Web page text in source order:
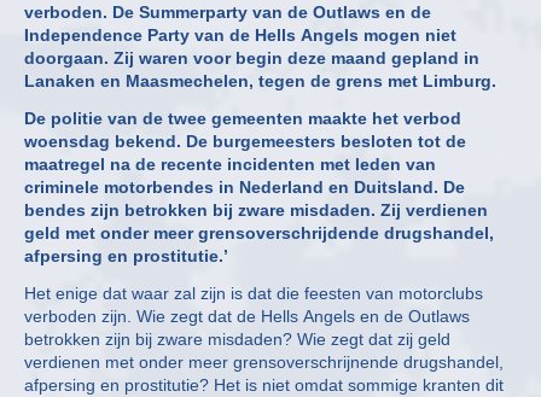
verboden. De Summerparty van de Outlaws en de
Independence Party van de Hells Angels mogen niet
doorgaan. Zij waren voor begin deze maand gepland in
Lanaken en Maasmechelen, tegen de grens met Limburg.
De politie van de twee gemeenten maakte het verbod
woensdag bekend. De burgemeesters besloten tot de
maatregel na de recente incidenten met leden van
criminele motorbendes in Nederland en Duitsland. De
bendes zijn betrokken bij zware misdaden. Zij verdienen
geld met onder meer grensoverschrijdende drugshandel,
afpersing en prostitutie.’
Het enige dat waar zal zijn is dat die feesten van motorclubs
verboden zijn. Wie zegt dat de Hells Angels en de Outlaws
betrokken zijn bij zware misdaden? Wie zegt dat zij geld
verdienen met onder meer grensoverschrijnende drugshandel,
afpersing en prostitutie? Het is niet omdat sommige kranten dit